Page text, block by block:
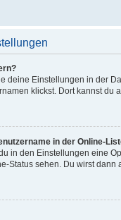
deine Einstellungen in der
klickst. Dort kannst du
in der Online-
in den Einstellungen eine
Status sehen. Du wirst